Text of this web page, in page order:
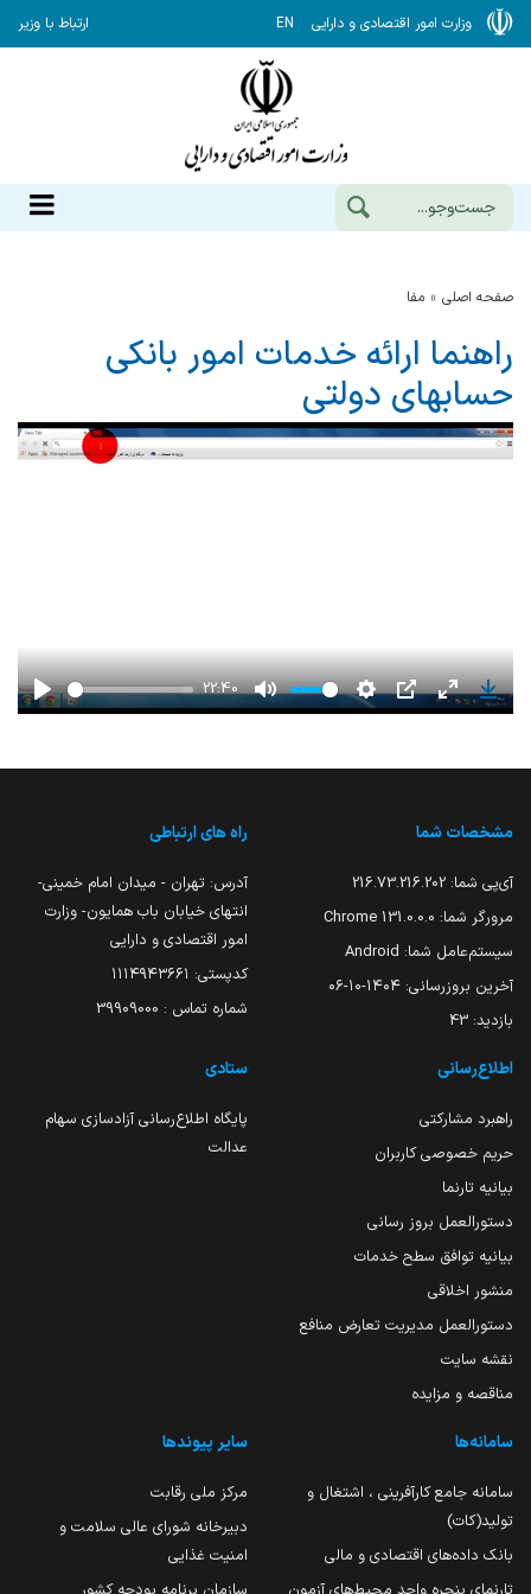
وزارت امور اقتصادی و دارایی EN ارتباط با وزیر
صفحه اصلی مفا
راهنما ارائه خدمات امور بانکی
حسابهای دولتی
Play
22:40
Mute Settings
PIP Enter
مشخصات شما
آی‌پی شما: 216.73.216.202
مرورگر شما: 131.0.0.0 Chrome
سیستم‌عامل شما: Android
آخرین بروزرسانی: ۱۴۰۴-۱۰-۰۶
بازدید: 43
راه های ارتباطی
آدرس: تهران - میدان امام خمینی-
انتهای خیابان باب همایون- وزارت
امور اقتصادی و دارایی
کدپستی: ۱۱۱۴۹۴۳۶۶۱
شماره تماس : 39909000
اطلاع‌رسانی
راهبرد مشارکتی
حریم خصوصی کاربران
بیانیه تارنما
دستورالعمل بروز رسانی
بیانیه توافق سطح خدمات
منشور اخلاقی
دستورالعمل مدیریت تعارض منافع
نقشه سایت
مناقصه و مزایده
ستادی
پایگاه اطلاع‌رسانی آزادسازی سهام
عدالت
سامانه‌ها
سامانه جامع کارآفرینی ، اشتغال و
تولید(کات)
بانک داده‌های اقتصادی و مالی
سایر پیوندها
مرکز ملی رقابت
دبیرخانه شورای عالی سلامت و
امنیت غذایی